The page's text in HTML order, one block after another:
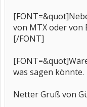
von MTX oder von
[/FONT]
was sagen könnte.
Netter Gruß von